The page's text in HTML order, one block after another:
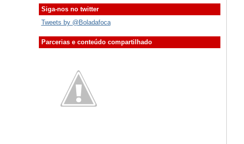
Siga-nos no twitter
Tweets by @Boladafoca
Parcerias e conteúdo compartilhado